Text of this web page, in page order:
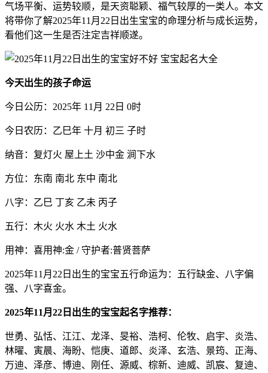
气场平衡、运势较顺，是天资聪颖、福气较厚的一类人。本文
将带你了解2025年11月22日出生宝宝的命理分析与成长运势，
看他们这一生是否注定吉祥顺遂。
今天出生的孩子命运
今日公历：2025年 11月 22日 0时
今日农历：乙巳年 十月 初三 子时
纳音：复灯火 屋上土 沙中金 涧下水
方位：东南 南北 东中 南北
八字：乙巳 丁亥 乙未 丙子
五行：木火 火水 木土 火水
用神：喜用神:金 / 守护者:普贤菩萨
2025年11月22日出生的宝宝五行命运为：五行缺金、八字偏
强、八字喜金。
2025年11月22日出生的宝宝起名字推荐：
世勇、弘恬、江江、龙泽、旻裕、浩柯、伦牧、启宇、炎浩、
林曜、寅晨、海盼、恺庚、道郎、炎泽、玄浩、景筠、正海、
万迪、泽彦、博迪、刚任、源威、棕新、迪威、凯宸、复迪、